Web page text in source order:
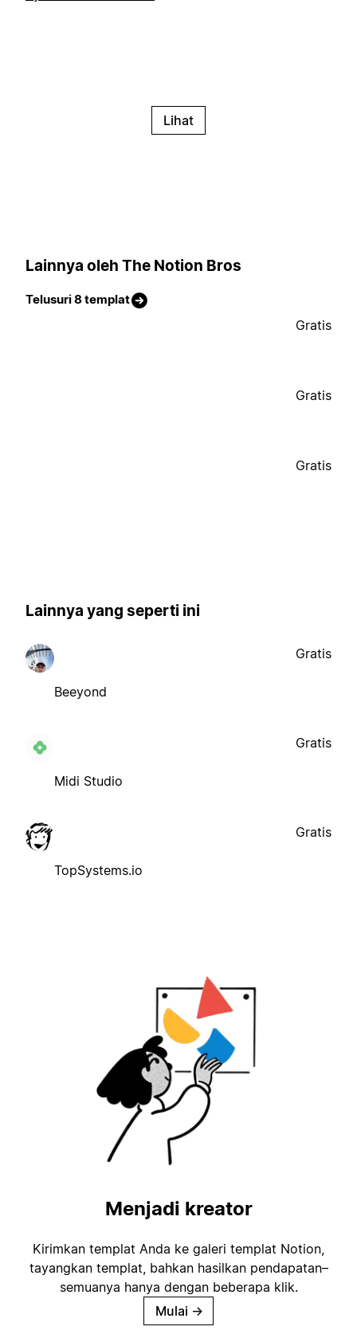
Lihat
Lainnya oleh The Notion Bros
Telusuri 8 templat
Gratis
Gratis
Gratis
Lainnya yang seperti ini
Beeyond
Gratis
Midi Studio
Gratis
TopSystems.io
Gratis
Menjadi kreator
Kirimkan templat Anda ke galeri templat Notion,
tayangkan templat, bahkan hasilkan pendapatan–
semuanya hanya dengan beberapa klik.
Mulai →